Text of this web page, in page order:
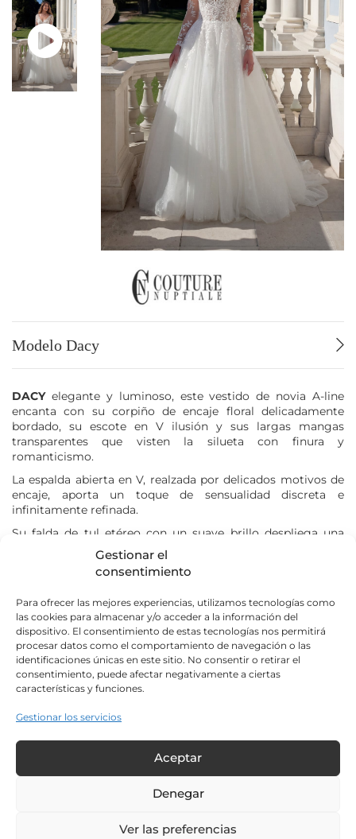
Gestionar el
consentimiento
Para ofrecer las mejores experiencias, utilizamos tecnologías como
las cookies para almacenar y/o acceder a la información del
dispositivo. El consentimiento de estas tecnologías nos permitirá
procesar datos como el comportamiento de navegación o las
identificaciones únicas en este sitio. No consentir o retirar el
consentimiento, puede afectar negativamente a ciertas
características y funciones.
Gestionar los servicios
Aceptar
Denegar
Ver las preferencias
VESTIDOS DE NOVIA HASTA -70%
TALLAS GRANDES
POR ESTILO
Fluido – Sirena
Corte en A
Voluminoso
POR PRECIO
De 499 a 749 €
De 750 a 999 €
De 1000 a 1249 €
De 1250 a 1499 €
De 1500 a 1749 €
De 1750 a 1999 €
De 2000 a 2500 €
POR MARCA
Atelier Nuptial 2027
Couture Nuptiale 2027
Rose Angel 2026
Rose Angel 2027
MI SELECCIÓN
Aucun produit dans votre sélection
Ver mi selección
Modelo Dacy
DACYelegante y luminoso, este vestido de novia A-line
encanta con su corpiño de encaje floral delicadamente
bordado, su escote en V ilusión y sus largas mangas
transparentes que visten la silueta con finura y
romanticismo.
La espalda abierta en V, realzada por delicados motivos de
encaje, aporta un toque de sensualidad discreta e
infinitamente refinada.
Su falda de tul etéreo con un suave brillo despliega una
caída fluida y graciosa, ofreciendo a la novia una allure
suave, femenina y decididamente feérica.
Nuestras costureras pueden proponerle modificaciones en
este modelo (que dan lugar a un presupuesto) durante su
cita.
¿Cuál es mi talla?
De 1500 a 1749 €
AÑADIR A MI SELECCIÓN